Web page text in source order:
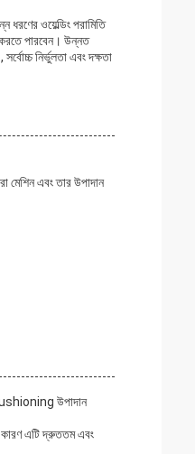
ধরণের ওয়েল্ডিং পরামিতি
করতে পারবেন। উন্নত
নির্ভুলতা এবং দক্ষতা
মেশিন এবং তার উপাদান
cushioning উপাদান
কারণ এটি দ্রুততম এবং